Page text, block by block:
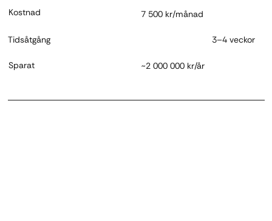
Kostnad 7 500 kr/månad
Tidsåtgång 3–4 veckor
Sparat ~2 000 000 kr/år